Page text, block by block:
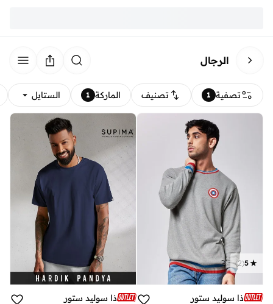
الرجال
تصفية 1 تصنيف الماركة 1 الستايل
5
(
2
)
ذا سوليد ستور
ذا سوليد ستور